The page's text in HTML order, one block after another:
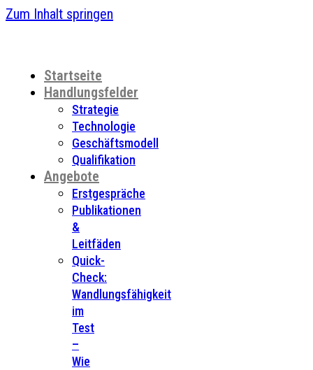
Zum Inhalt springen
Startseite
Handlungsfelder
Strategie
Technologie
Geschäftsmodell
Qualifikation
Angebote
Erstgespräche
Publikationen
&
Leitfäden
Quick-
Check:
Wandlungsfähigkeit
im
Test
–
Wie